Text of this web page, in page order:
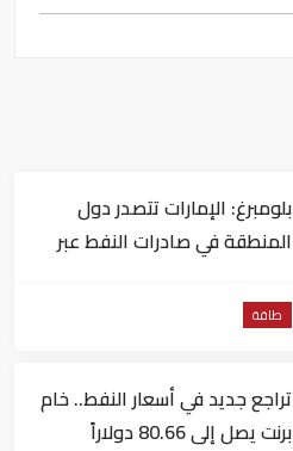
بلومبرغ: الإمارات تتصدر دول
المنطقة في صادرات النفط عبر
طاقة
تراجع جديد في أسعار النفط.. خام
برنت يصل إلى 80.66 دولاراً